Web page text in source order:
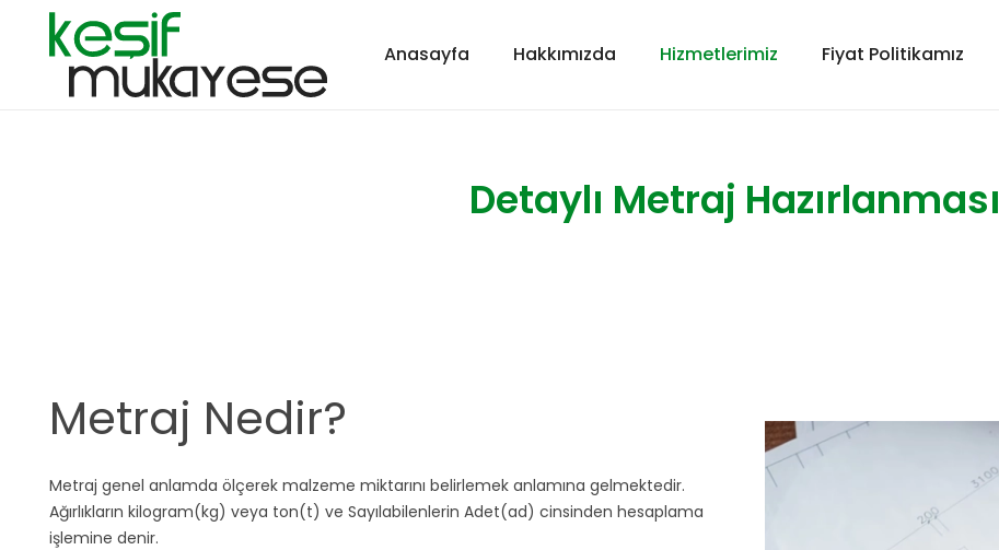
Anasayfa Hakkımızda Hizmetlerimiz Fiyat Politikamız
Detaylı Metraj Hazırlanması
Metraj Nedir?
Metraj genel anlamda ölçerek malzeme miktarını belirlemek anlamına gelmektedir.
Ağırlıkların kilogram(kg) veya ton(t) ve Sayılabilenlerin Adet(ad) cinsinden hesaplama
işlemine denir.